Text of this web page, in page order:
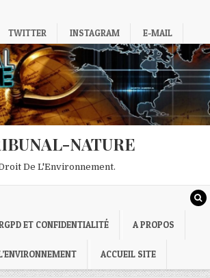
TWITTER INSTAGRAM E-MAIL
NATURE
De L'Environnement.
ET CONFIDENTIALITÉ A PROPOS
ACCUEIL SITE